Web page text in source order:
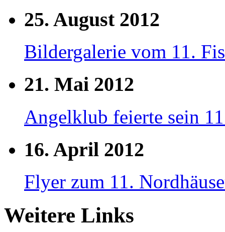
25. August 2012
Bildergalerie vom 11.
21. Mai 2012
Angelklub feierte sein
16. April 2012
Flyer zum 11.
Weitere Links